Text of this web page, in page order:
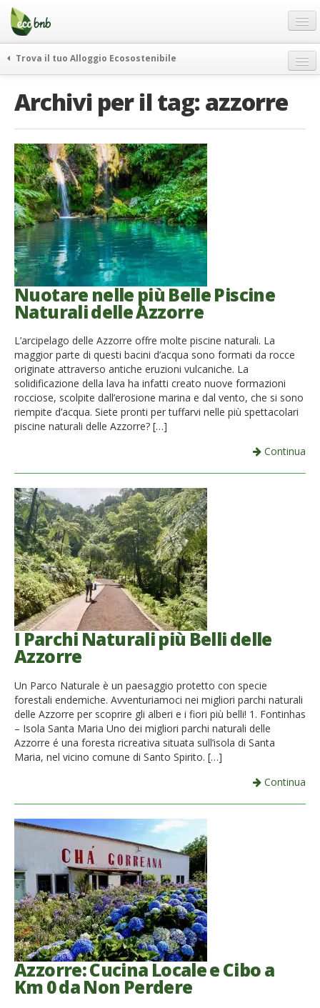
Menu
Salta
contenuto
Offerte Speciali
Regali
FAQ
Chi Siamo
Partner
Contatti
Italiano
German
English
Spanish
French
Italiano
Trova il tuo Alloggio Ecosostenibile
itinerari
vivere e viaggiare verde
news ed eventi
ecohotel
rassegna stampa
Archivi per il tag:azzorre
Nuotare nelle più Belle Piscine
Naturali delle Azzorre
L’arcipelago delle Azzorre offre molte piscine naturali. La
maggior parte di questi bacini d’acqua sono formati da rocce
originate attraverso antiche eruzioni vulcaniche. La
solidificazione della lava ha infatti creato nuove formazioni
rocciose, scolpite dall’erosione marina e dal vento, che si sono
riempite d’acqua. Siete pronti per tuffarvi nelle più spettacolari
piscine naturali delle Azzorre? […]
Continua
I Parchi Naturali più Belli delle
Azzorre
Un Parco Naturale è un paesaggio protetto con specie
forestali endemiche. Avventuriamoci nei migliori parchi naturali
delle Azzorre per scoprire gli alberi e i fiori più belli! 1. Fontinhas
– Isola Santa Maria Uno dei migliori parchi naturali delle
Azzorre é una foresta ricreativa situata sull’isola di Santa
Maria, nel vicino comune di Santo Spirito. […]
Continua
Azzorre: Cucina Locale e Cibo a
Km 0 da Non Perdere